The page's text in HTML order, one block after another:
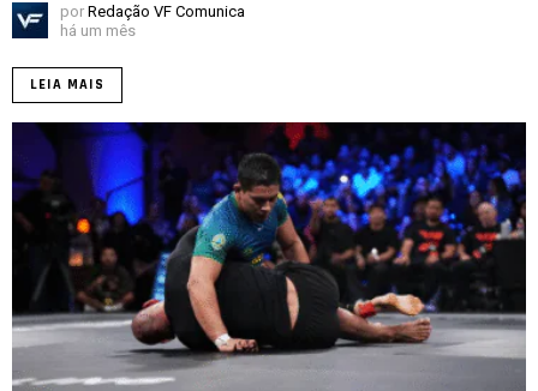
por Redação VF Comunica
há um mês
LEIA MAIS